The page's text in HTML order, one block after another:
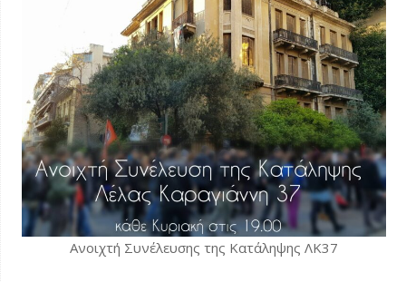
Ανοιχτή Συνέλευσης της Κατάληψης ΛΚ37